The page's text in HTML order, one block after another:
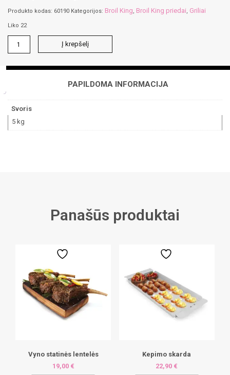
Produkto kodas: 60190 Kategorijos: Broil King, Broil King priedai, Griliai
Liko 22
kiekis:
dėžė
Į krepšelį
PAPILDOMA INFORMACIJA
Svoris
5 kg
Panašūs produktai
Vyno statinės lentelės
19,00 €
Kepimo skarda
22,90 €